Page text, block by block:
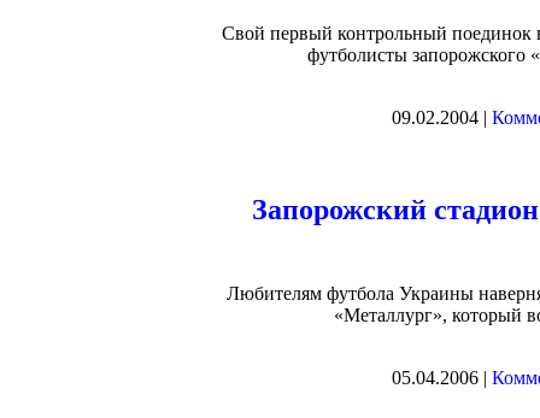
Свой первый контрольный поединок
футболисты запорожского
09.02.2004 |
Запорожский
Любителям футбола Украины
«Металлург», который
05.04.2006 |